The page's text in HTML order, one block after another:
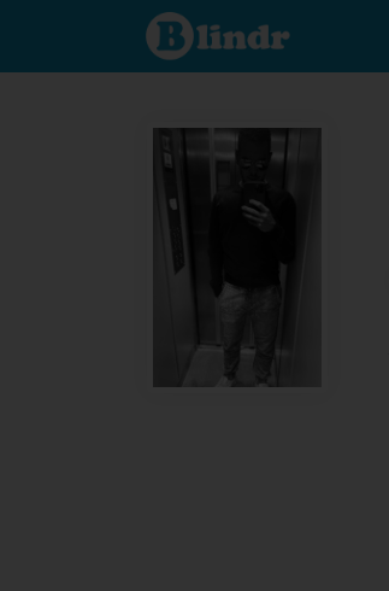
Poznej co je
pod maskou.
Seznamovací